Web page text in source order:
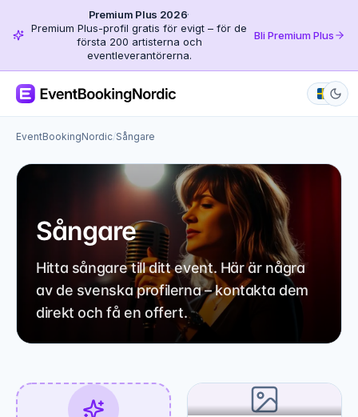
Premium Plus 2026·
Premium Plus-profil gratis för evigt – för de
första 200 artisterna och
eventleverantörerna.
Bli Premium Plus
EventBookingNordic/Sångare
Sångare
Hitta sångare till ditt event. Här är några
av de svenska profilerna – kontakta dem
direkt och få en offert.